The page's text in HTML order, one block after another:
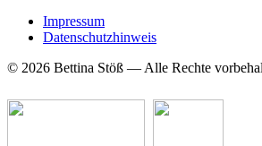
Impressum
Datenschutzhinweis
© 2026 Bettina Stöß — Alle Rechte